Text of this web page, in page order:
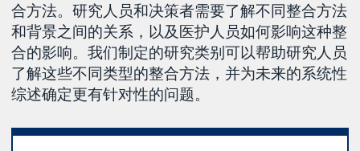
合方法。研究人员和决策者需要了解不同整合方法
和背景之间的关系，以及医护人员如何影响这种整
合的影响。我们制定的研究类别可以帮助研究人员
了解这些不同类型的整合方法，并为未来的系统性
综述确定更有针对性的问题。